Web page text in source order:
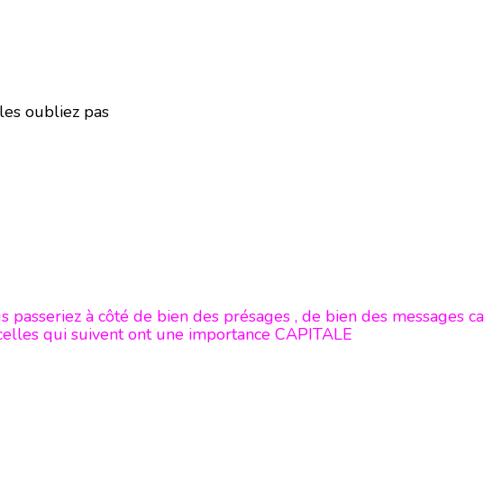
oubliez pas
passeriez à côté de bien des présages , de bien des
qui suivent ont une importance CAPITALE